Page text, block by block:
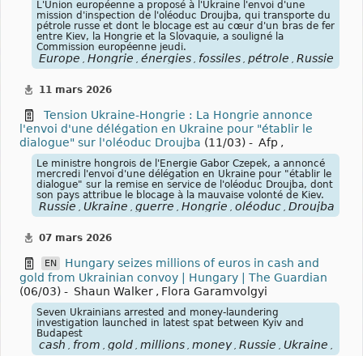
L'Union européenne a proposé à l'Ukraine l'envoi d'une
mission d'inspection de l'oléoduc Droujba, qui transporte du
pétrole russe et dont le blocage est au cœur d'un bras de fer
entre Kiev, la Hongrie et la Slovaquie, a souligné la
Commission européenne jeudi.
Europe , Hongrie , énergies , fossiles , pétrole , Russie
11 mars 2026
Tension Ukraine-Hongrie : La Hongrie annonce
l'envoi d'une délégation en Ukraine pour "établir le
dialogue" sur l'oléoduc Droujba (11/03) - Afp ,
Le ministre hongrois de l'Energie Gabor Czepek, a annoncé
mercredi l'envoi d'une délégation en Ukraine pour "établir le
dialogue" sur la remise en service de l'oléoduc Droujba, dont
son pays attribue le blocage à la mauvaise volonté de Kiev.
Russie , Ukraine , guerre , Hongrie , oléoduc , Droujba
07 mars 2026
EN
Hungary seizes millions of euros in cash and
gold from Ukrainian convoy | Hungary | The Guardian
(06/03) - Shaun Walker , Flora Garamvolgyi
Seven Ukrainians arrested and money-laundering
investigation launched in latest spat between Kyiv and
Budapest
cash , from , gold , millions , money , Russie , Ukraine ,